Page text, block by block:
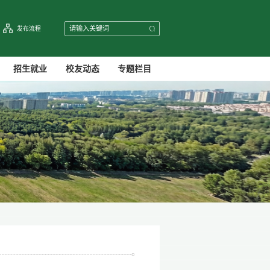
发布流程
招生就业 校友动态 专题栏目